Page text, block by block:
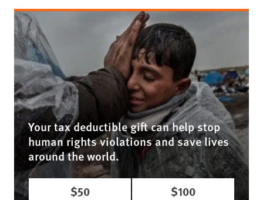
Your tax deductible gift can help stop
human rights violations and save lives
around the world.
$50
$100